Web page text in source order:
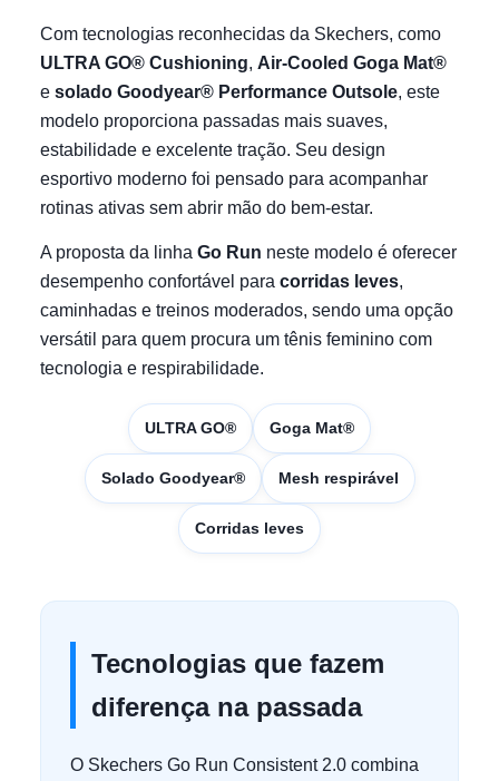
Com tecnologias reconhecidas da Skechers, como
ULTRA GO® Cushioning, Air-Cooled Goga Mat®
e solado Goodyear® Performance Outsole, este
modelo proporciona passadas mais suaves,
estabilidade e excelente tração. Seu design
esportivo moderno foi pensado para acompanhar
rotinas ativas sem abrir mão do bem-estar.
A proposta da linha Go Run neste modelo é oferecer
desempenho confortável para corridas leves,
caminhadas e treinos moderados, sendo uma opção
versátil para quem procura um tênis feminino com
tecnologia e respirabilidade.
ULTRA GO® Goga Mat®
Solado Goodyear® Mesh respirável
Corridas leves
Tecnologias que fazem
diferença na passada
O Skechers Go Run Consistent 2.0 combina